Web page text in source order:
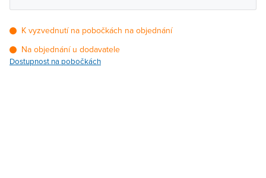
K vyzvednutí na pobočkách na objednání
Na objednání u dodavatele
Dostupnost na pobočkách